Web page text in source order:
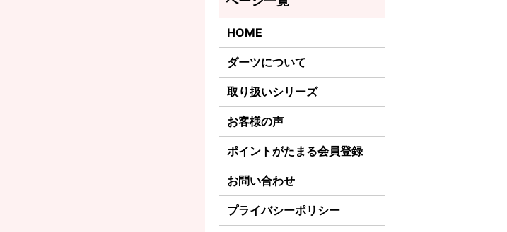
HOME
ダーツについて
取り扱いシリーズ
お客様の声
ポイントがたまる会員登録
お問い合わせ
プライバシーポリシー